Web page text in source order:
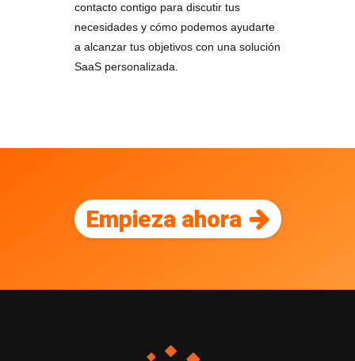
contacto contigo para discutir tus
necesidades y cómo podemos ayudarte
a alcanzar tus objetivos con una solución
SaaS personalizada.
Empieza ahora